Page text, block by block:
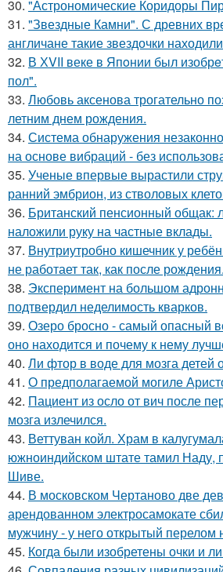
30. "Астрономические Коридоры
31. "Звездные Камни". С древних
англичане такие звездочки
32. В ХVII веке в Япoнии был
пол".
33. Любовь аксенова трогательно
летним днем рождения.
34. Система обнаружения
на основе вибраций - без
35. Ученые впервые вырастили
ранний эмбрион, из стволовых
36. Британский пенсионный общак:
наложили руку на частные вклады.
37. Внутриутробно кишечник у
не работает так, как после рождения.
38. Эксперимент на большом
подтвердил неделимость кварков.
39. Озеро бросно - самый опасный
оно находится и почему к нему
40. Ли фтор в воде для мозга детей
41. О предполагаемой могиле
42. Пациент из осло от вич после
мозга излечился.
43. Веттуван койл. Храм в
южноиндийском штате тамил Наду,
Шиве.
44. В московском Чертаново две
арендованном электросамокате
мужчину - у него открытый перелом
45. Когда были изобретены очки и